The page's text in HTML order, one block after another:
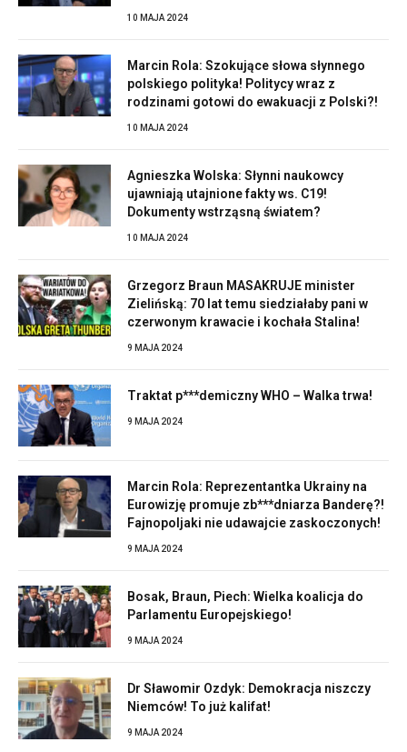
10 MAJA 2024
Marcin Rola: Szokujące słowa słynnego
polskiego polityka! Politycy wraz z
rodzinami gotowi do ewakuacji z Polski?!
10 MAJA 2024
Agnieszka Wolska: Słynni naukowcy
ujawniają utajnione fakty ws. C19!
Dokumenty wstrząsną światem?
10 MAJA 2024
Grzegorz Braun MASAKRUJE minister
Zielińską: 70 lat temu siedziałaby pani w
czerwonym krawacie i kochała Stalina!
9 MAJA 2024
Traktat p***demiczny WHO – Walka trwa!
9 MAJA 2024
Marcin Rola: Reprezentantka Ukrainy na
Eurowizję promuje zb***dniarza Banderę?!
Fajnopoljaki nie udawajcie zaskoczonych!
9 MAJA 2024
Bosak, Braun, Piech: Wielka koalicja do
Parlamentu Europejskiego!
9 MAJA 2024
Dr Sławomir Ozdyk: Demokracja niszczy
Niemców! To już kalifat!
9 MAJA 2024